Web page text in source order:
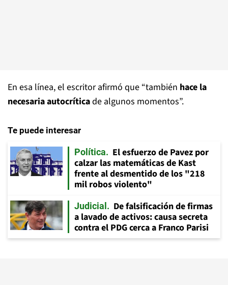
En esa línea, el escritor afirmó que “también hace la
necesaria autocríticade algunos momentos”.
Te puede interesar
Política
El esfuerzo de Pavez por
calzar las matemáticas de Kast
frente al desmentido de los "218
mil robos violento"
Judicial
De falsificación de firmas
a lavado de activos: causa secreta
contra el PDG cerca a Franco Parisi